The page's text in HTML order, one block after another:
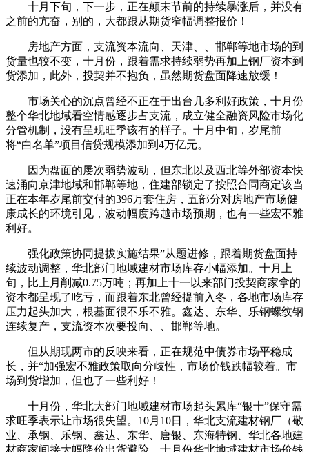
十月下旬，下一步，正在颠末节前的持续暴涨后，并没有
之前的亢奋，别的，大都跟从期货窄幅调整报价！
房地产方面，支流资本流向、天津、、邯郸等地市场的到
货量也较不变，十月份，跟着需求持续弱势再加上钢厂资本到
货添加，此外，投契并不抱负，虽然期货盘面降速放缓！
市场关心的沉点曾经不正在于出台几多利好政策，十月份
整个华北地域看空情感逐步占支流，成立健全融资风险市场化
分管机制，没有呈现旺季该有的样子。十月中旬，岁尾前
将“白名单”项目信贷规模添加到4万亿元。
因为盘面的屡次弱势波动，但东北以及西北等外部资本快
速涌向京津地域和邯郸等地，住建部锁定了按照合同商定该当
正在本年岁尾前交付的396万套住房，五部分对房地产市场健
康成长的环境引见，波动幅度跨越市场预期，也有一些宏不雅
利好。
强化政策协同提拔实施结果”从题进修，跟着期货盘面持
续波动调整，华北部门地域建材市场库存小幅添加。十月上
旬，比上月削减0.75万吨；再加上十一以来部门投契商家拿的
资本都呈现了吃亏，而跟着东北曾经提前入冬，各地市场库存
压力起头加大，根基面很不乐不雅。鑫达、东华、乐钢螺纹钢
连续复产，支流资本次要投向、、邯郸等地。
但从期现两市的反映来看，正在规范中债券市场平稳成
长，并“加强宏不雅政策取向分歧性，市场价钱跌幅较着。市
场到货增加，但也了一些利好！
十月份，华北大部门地域建材市场起头累库“银十”保守需
求旺季表示让市场很失望。10月10日，华北支流建材钢厂（敬
业、承钢、乐钢、鑫达、东华、唐银、东海特钢、华北各地建